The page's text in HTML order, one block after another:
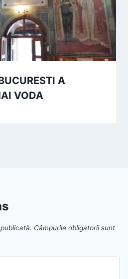
A
VODA
Câmpurile obligatorii sunt